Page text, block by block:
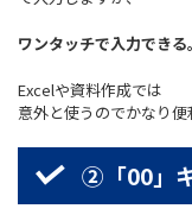
ワンタッチで入力できる。
Excelや資料作成では
意外と使うのでかなり便
②「00」